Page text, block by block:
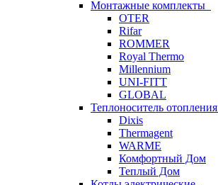
Монтажные комплекты
OTER
Rifar
ROMMER
Royal Thermo
Millennium
UNI-FITT
GLOBAL
Теплоноситель отопления
Dixis
Thermagent
WARME
Комфортный Дом
Теплый Дом